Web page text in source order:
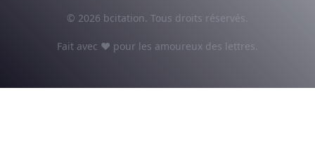
© 2026 bcitation. Tous droits réservés.
Fait avec ♥ pour les amoureux des lettres.